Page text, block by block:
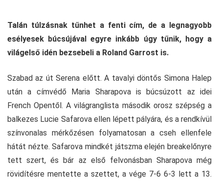
Talán túlzásnak tűnhet a fenti cím, de a legnagyobb
esélyesek búcsújával egyre inkább úgy tűnik, hogy a
világelső idén bezsebeli a Roland Garrost is.
Szabad az út Serena előtt. A tavalyi döntős Simona Halep
után a címvédő Maria Sharapova is búcsúzott az idei
French Opentől. A világranglista második orosz szépség a
balkezes Lucie Safarova ellen lépett pályára, és a rendkívül
színvonalas mérkőzésen folyamatosan a cseh ellenfele
hátát nézte. Safarova mindkét játszma elején breakelőnyre
tett szert, és bár az első felvonásban Sharapova még
rövidítésre mentette a szettet, a vége 7-6 6-3 lett a 13.